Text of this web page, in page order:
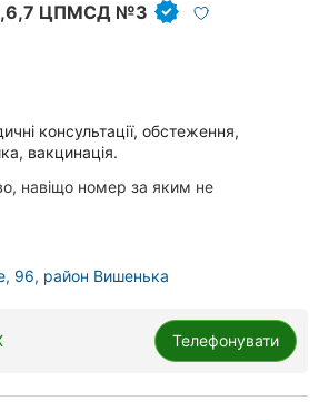
ЦПМСД №3
консультації, обстеження,
вакцинація.
навіщо номер за яким не
96, район Вишенька
Телефонувати